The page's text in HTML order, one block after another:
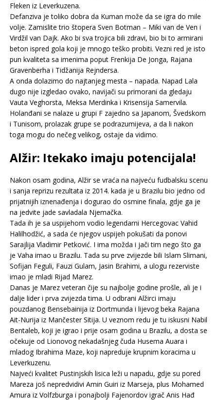
Fleken iz Leverkuzena.
Defanziva je toliko dobra da Kuman može da se igra do mile
volje. Zamislite trio štopera Sven Botman – Miki van de Ven i
Virdžil van Dajk. Ako bi sva trojica bili zdravi, bio bi to armirani
beton ispred gola koji je mnogo teško probiti. Vezni red je isto
pun kvaliteta sa imenima poput Frenkija De Jonga, Rajana
Gravenberha i Tidžanija Rejndersa.
A onda dolazimo do najtanjeg mesta – napada. Napad Lala
dugo nije izgledao ovako, navijači su primorani da gledaju
Vauta Veghorsta, Meksa Merdinka i Krisensija Samervila.
Holanđani se nalaze u grupi F zajedno sa Japanom, Švedskom
i Tunisom, prolazak grupe se podrazumijeva, a da li nakon
toga mogu do nečeg velikog, ostaje da vidimo.
Alžir: Itekako imaju potencijala!
Nakon osam godina, Alžir se vraća na najveću fudbalsku scenu
i sanja reprizu rezultata iz 2014. kada je u Brazilu bio jedno od
prijatnijih iznenađenja i dogurao do osmine finala, gdje ga je
na jedvite jade savladala Njemačka.
Tada ih je sa uspijehom vodio legendarni Hercegovac Vahid
Halilhodžić, a sada će njegov uspijeh pokušati da ponovi
Sarajlija Vladimir Petković. I ima možda i jači tim nego što ga
je Vaha imao u Brazilu. Tada su prve zvijezde bili Islam Slimani,
Sofijan Feguli, Fauzi Gulam, Jasin Brahimi, a ulogu rezerviste
imao je mladi Rijad Marez.
Danas je Marez veteran čije su najbolje godine prošle, ali je i
dalje lider i prva zvijezda tima. U odbrani Alžirci imaju
pouzdanog Bensebainija iz Dortmunda i lijevog beka Rajana
Ait-Nurija iz Mančester Sitija. U veznom redu je tu iskusni Nabil
Bentaleb, koji je igrao i prije osam godina u Brazilu, a dosta se
očekuje od Lionovog nekadašnjeg čuda Husema Auara i
mladog Ibrahima Maze, koji napreduje krupnim koracima u
Leverkuzenu.
Najveći kvalitet Pustinjskih lisica leži u napadu, gdje su pored
Mareza još nepredvidivi Amin Guiri iz Marseja, plus Mohamed
Amura iz Volfzburga i ponajbolji Fajenordov igrač Anis Hađ